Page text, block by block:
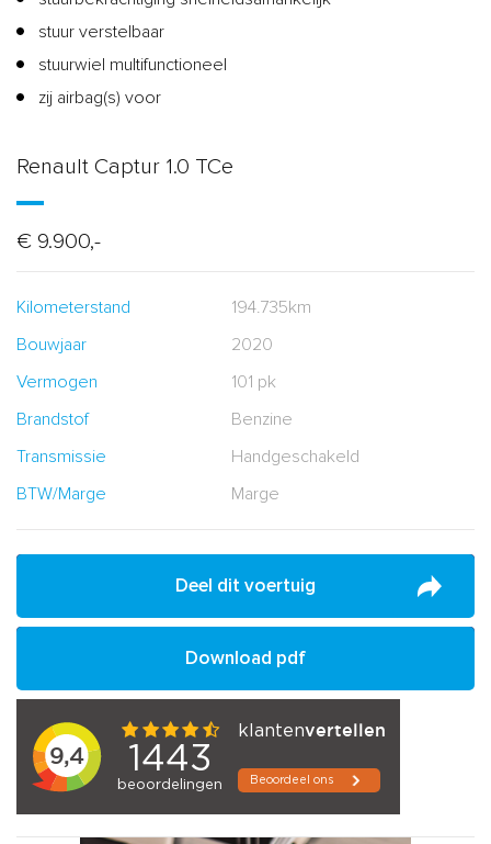
stuur verstelbaar
stuurwiel multifunctioneel
zij airbag(s) voor
Renault Captur 1.0 TCe
€ 9.900,-
Kilometerstand
194.735km
Bouwjaar
2020
Vermogen
101 pk
Brandstof
Benzine
Transmissie
Handgeschakeld
BTW/Marge
Marge
Deel dit voertuig
Download pdf